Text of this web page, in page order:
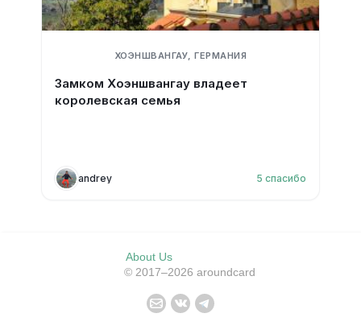
ХОЭНШВАНГАУ, ГЕРМАНИЯ
Замком Хоэншвангау владеет
королевская семья
andrey 5 спасибо
About Us
© 2017–2026 aroundcard